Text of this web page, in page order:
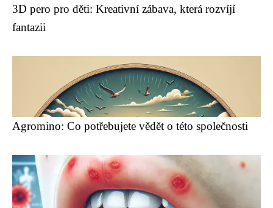
3D pero pro děti: Kreativní zábava, která rozvíjí
fantazii
Agromino: Co potřebujete vědět o této společnosti